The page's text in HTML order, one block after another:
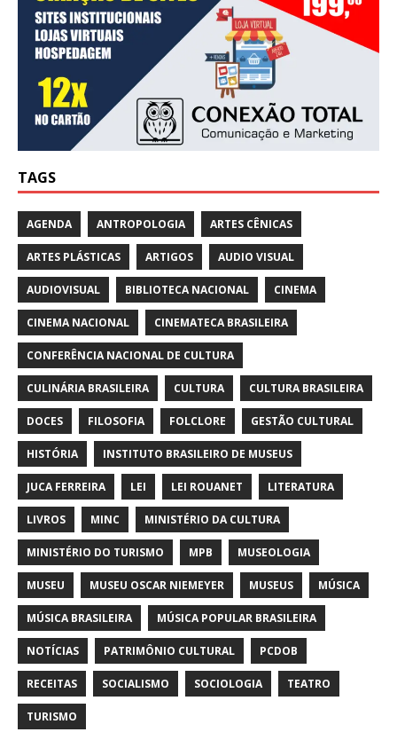
TAGS
AGENDA ANTROPOLOGIA ARTES CÊNICAS
ARTES PLÁSTICAS ARTIGOS AUDIO VISUAL
AUDIOVISUAL BIBLIOTECA NACIONAL CINEMA
CINEMA NACIONAL CINEMATECA BRASILEIRA
CONFERÊNCIA NACIONAL DE CULTURA
CULINÁRIA BRASILEIRA CULTURA CULTURA BRASILEIRA
DOCES FILOSOFIA FOLCLORE GESTÃO CULTURAL
HISTÓRIA INSTITUTO BRASILEIRO DE MUSEUS
JUCA FERREIRA LEI LEI ROUANET LITERATURA
LIVROS MINC MINISTÉRIO DA CULTURA
MINISTÉRIO DO TURISMO MPB MUSEOLOGIA
MUSEU MUSEU OSCAR NIEMEYER MUSEUS MÚSICA
MÚSICA BRASILEIRA MÚSICA POPULAR BRASILEIRA
NOTÍCIAS PATRIMÔNIO CULTURAL PCDOB
RECEITAS SOCIALISMO SOCIOLOGIA TEATRO
TURISMO